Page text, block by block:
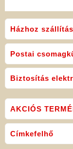
Házhoz szállítás
Postai
Biztosítás
AKCIÓS
Címkefelhő